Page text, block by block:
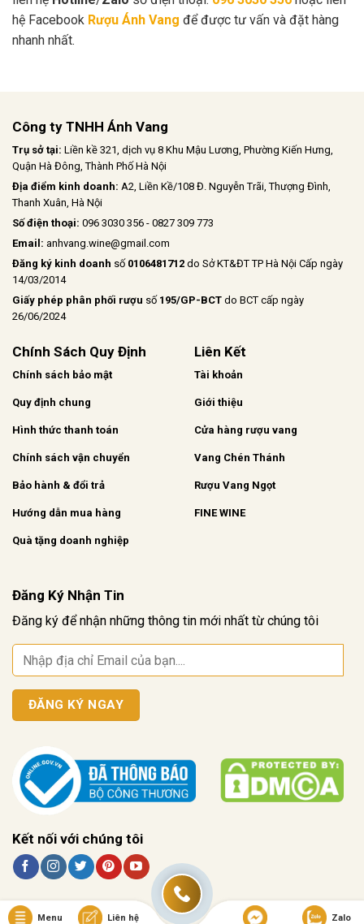
hệ Facebook Rượu Ánh Vang để được tư vấn và đặt hàng
nhanh nhất.
Công ty TNHH Ánh Vang
Trụ sở tại: Liền kề 321, dịch vụ 8 Khu Mậu Lương, Phường Kiến Hưng,
Quận Hà Đông, Thành Phố Hà Nội
Địa điểm kinh doanh: A2, Liền Kề/108 Đ. Nguyễn Trãi, Thượng Đình,
Thanh Xuân, Hà Nội
Số điện thoại: 096 3030 356 - 0827 309 773
Email: anhvang.wine@gmail.com
Đăng ký kinh doanh số 0106481712 do Sở KT&ĐT TP Hà Nội Cấp ngày
14/03/2014
Giấy phép phân phối rượu số 195/GP-BCT do BCT cấp ngày
26/06/2024
Chính Sách Quy Định
Chính sách bảo mật
Quy định chung
Hình thức thanh toán
Chính sách vận chuyển
Bảo hành & đổi trả
Hướng dẫn mua hàng
Quà tặng doanh nghiệp
Liên Kết
Tài khoản
Giới thiệu
Cửa hàng rượu vang
Vang Chén Thánh
Rượu Vang Ngọt
FINE WINE
Đăng Ký Nhận Tin
Đăng ký để nhận những thông tin mới nhất từ chúng tôi
Kết nối với chúng tôi
Menu Liên hệ Zalo